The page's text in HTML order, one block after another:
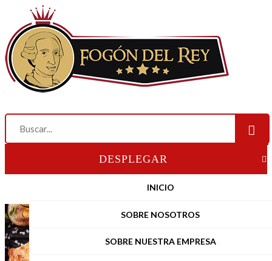
DESPLEGAR
INICIO
SOBRE NOSOTROS
SOBRE NUESTRA EMPRESA